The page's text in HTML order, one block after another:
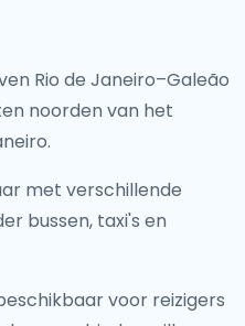
Rio de Janeiro–Galeão
noorden van het
met verschillende
bussen, taxi's en
voor reizigers